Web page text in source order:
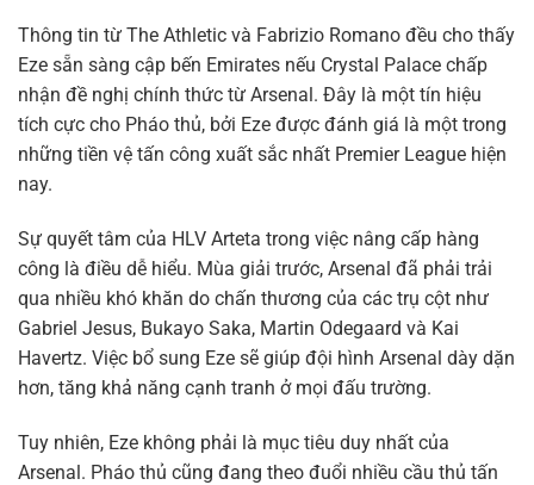
Thông tin từ The Athletic và Fabrizio Romano đều cho thấy
Eze sẵn sàng cập bến Emirates nếu Crystal Palace chấp
nhận đề nghị chính thức từ Arsenal. Đây là một tín hiệu
tích cực cho Pháo thủ, bởi Eze được đánh giá là một trong
những tiền vệ tấn công xuất sắc nhất Premier League hiện
nay.
Sự quyết tâm của HLV Arteta trong việc nâng cấp hàng
công là điều dễ hiểu. Mùa giải trước, Arsenal đã phải trải
qua nhiều khó khăn do chấn thương của các trụ cột như
Gabriel Jesus, Bukayo Saka, Martin Odegaard và Kai
Havertz. Việc bổ sung Eze sẽ giúp đội hình Arsenal dày dặn
hơn, tăng khả năng cạnh tranh ở mọi đấu trường.
Tuy nhiên, Eze không phải là mục tiêu duy nhất của
Arsenal. Pháo thủ cũng đang theo đuổi nhiều cầu thủ tấn